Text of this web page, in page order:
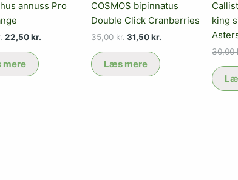
annuss Pro
22,50kr.
mere
COSMOS bipinnatus
Double Click Cranberries
35,00kr. 31,50kr.
Læs mere
king
30,00